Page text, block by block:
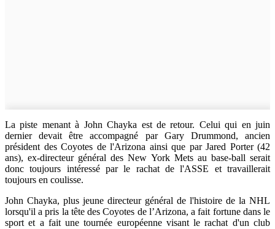
La piste menant à John Chayka est de retour. Celui qui en juin
dernier devait être accompagné par Gary Drummond, ancien
président des Coyotes de l'Arizona ainsi que par Jared Porter (42
ans), ex-directeur général des New York Mets au base-ball serait
donc toujours intéressé par le rachat de l'ASSE et travaillerait
toujours en coulisse.
John Chayka, plus jeune directeur général de l'histoire de la NHL
lorsqu'il a pris la tête des Coyotes de l’Arizona, a fait fortune dans le
sport et a fait une tournée européenne visant le rachat d'un club